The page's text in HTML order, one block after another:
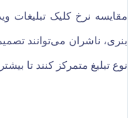
بنری، ناشران می‌توانند
نوع تبلیغ متمرکز کنند تا